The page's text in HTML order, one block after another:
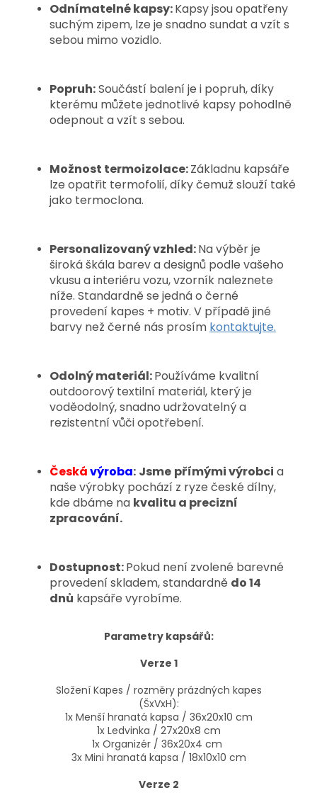
Odnímatelné kapsy:Kapsy jsou opatřeny
suchým zipem, lze je snadno sundat a vzít s
sebou mimo vozidlo.
Popruh:Součástí balení je i popruh, díky
kterému můžete jednotlivé kapsy pohodlně
odepnout a vzít s sebou.
Možnost termoizolace:Základnu kapsáře
lze opatřit termofolií, díky čemuž slouží také
jako termoclona.
Personalizovaný vzhled:Na výběr je
široká škála barev a designů podle vašeho
vkusu a interiéru vozu, vzorník naleznete
níže. Standardně se jedná o černé
provedení kapes + motiv. V případě jiné
barvy než černé nás prosím kontaktujte.
Odolný materiál:Používáme kvalitní
outdoorový textilní materiál, který je
voděodolný, snadno udržovatelný a
rezistentní vůči opotřebení.
Českávýroba: Jsme přímými výrobci a
naše výrobky pochází z ryze české dílny,
kde dbáme na kvalitu a precizní
zpracování.
Dostupnost:Pokud není zvolené barevné
provedení skladem, standardně do 14
dnů kapsáře vyrobíme.
Parametry kapsářů:
Verze 1
Složení Kapes / rozměry prázdných kapes
(ŠxVxH):
1x Menší hranatá kapsa / 36x20x10 cm
1x Ledvinka / 27x20x8 cm
1x Organizér / 36x20x4 cm
3x Mini hranatá kapsa / 18x10x10 cm
Verze 2